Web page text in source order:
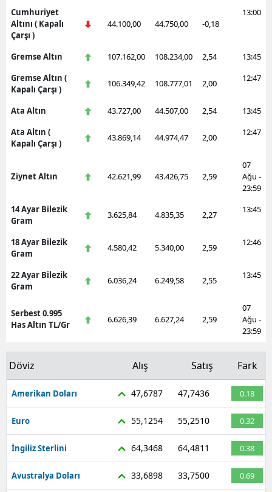
Cumhuriyet
Altını ( Kapalı
Çarşı )
44.100,00 44.750,00 -0,18
13:00
Gremse Altın 107.162,00 108.234,00 2,54
13:45
Gremse Altın (
Kapalı Çarşı )
106.349,42 108.777,01 2,00 12:47
Ata Altın 43.727,00 44.507,00 2,54
13:45
Ata Altın (
Kapalı Çarşı )
43.869,14 44.974,47 2,00 12:47
Ziynet Altın 42.621,99 43.426,75 2,59
07
Ağu -
23:59
14 Ayar Bilezik
Gram
3.625,84 4.835,35 2,27 13:45
18 Ayar Bilezik
Gram
4.580,42 5.340,00 2,59 12:46
22 Ayar Bilezik
Gram
6.036,24 6.249,58 2,55 13:45
Serbest 0.995
Has Altın TL/Gr
6.626,39 6.627,24 2,59
07
Ağu -
23:59
Döviz Alış Satış Fark
Amerikan Doları 47,6787 47,7436 0.18
Euro 55,1254 55,2510 0.32
İngiliz Sterlini 64,3468 64,4811 0.38
Avustralya Doları 33,6898 33,7500 0.69